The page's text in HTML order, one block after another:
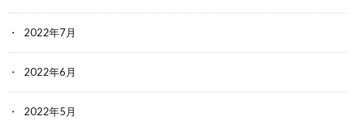
2022年7月
2022年6月
2022年5月